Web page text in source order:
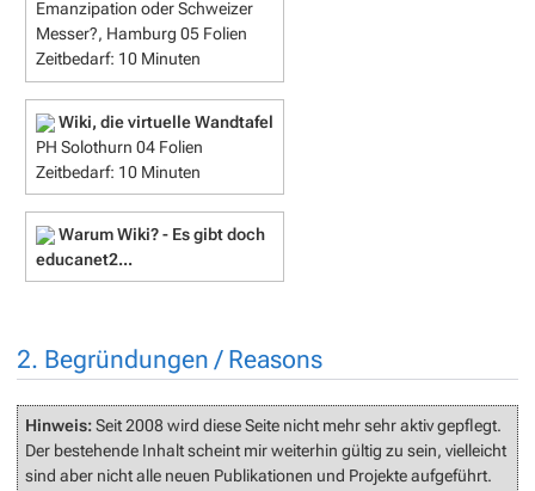
Emanzipation oder Schweizer
Messer?, Hamburg 05 Folien
Zeitbedarf: 10 Minuten
Wiki, die virtuelle Wandtafel
PH Solothurn 04 Folien
Zeitbedarf: 10 Minuten
Warum Wiki? - Es gibt doch
educanet2...
2. Begründungen / Reasons
Hinweis:Seit 2008 wird diese Seite nicht mehr sehr aktiv gepflegt.
Der bestehende Inhalt scheint mir weiterhin gültig zu sein, vielleicht
sind aber nicht alle neuen Publikationen und Projekte aufgeführt.